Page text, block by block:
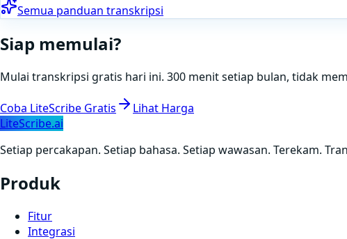
Semua panduan transkripsi
Siap memulai?
Mulai transkripsi gratis hari ini. 300 menit setiap bulan, tidak
Coba LiteScribe Gratis
Lihat Harga
LiteScribe.ai
Setiap percakapan. Setiap bahasa. Setiap wawasan. Terekam.
Produk
Fitur
Integrasi